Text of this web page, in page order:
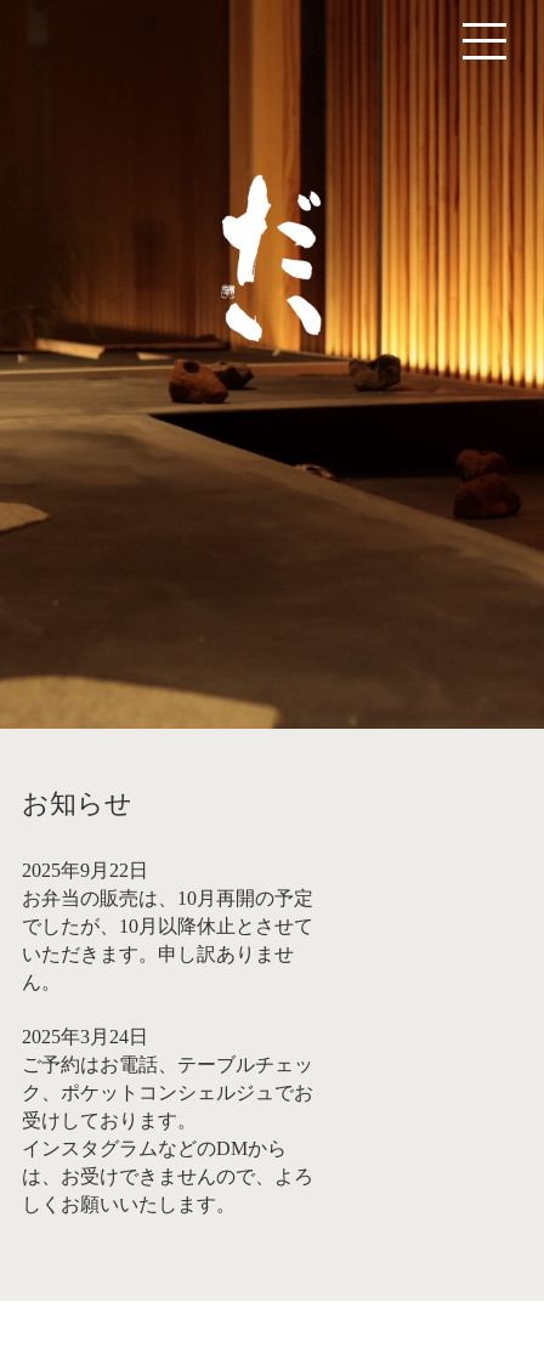
メニ
お知らせ
2025年9月22日
お弁当の販売は、10月再開の予定
でしたが、10月以降休止とさせて
いただきます。申し訳ありませ
ん。
2025年3月24日
ご予約はお電話、テーブルチェッ
ク、ポケットコンシェルジュでお
受けしております。
インスタグラムなどのDMから
は、お受けできませんので、よろ
しくお願いいたします。